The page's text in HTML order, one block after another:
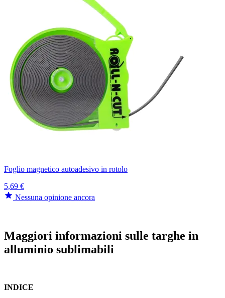
Foglio magnetico autoadesivo in rotolo
5,69 €
Nessuna opinione ancora
Maggiori informazioni sulle targhe in
alluminio sublimabili
INDICE